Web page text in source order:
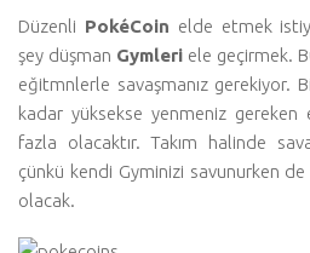
Düzenli PokéCoin elde etmek
şey düşman Gymleri ele geçirmek.
eğitmnlerle savaşmanız gerekiyor.
kadar yüksekse yenmeniz gereken
fazla olacaktır. Takım halinde
çünkü kendi Gyminizi savunurken
olacak.